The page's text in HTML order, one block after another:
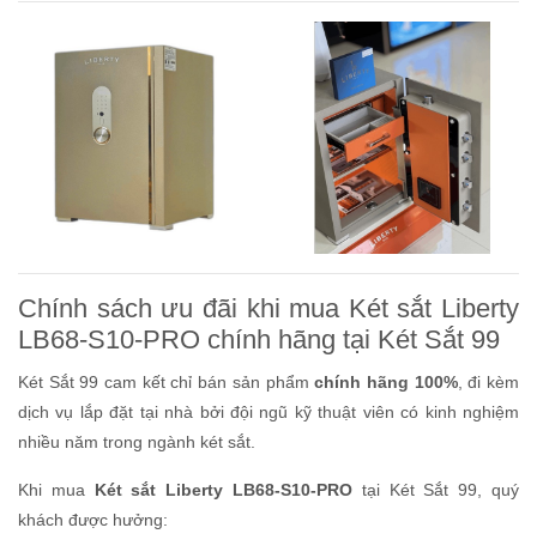
Chính sách ưu đãi khi mua Két sắt Liberty
LB68-S10-PRO chính hãng tại Két Sắt 99
Két Sắt 99 cam kết chỉ bán sản phẩmchính hãng 100%, đi kèm
dịch vụ lắp đặt tại nhà bởi đội ngũ kỹ thuật viên có kinh nghiệm
nhiều năm trong ngành két sắt.
Khi mua Két sắt Liberty LB68-S10-PRO tại Két Sắt 99, quý
khách được hưởng: